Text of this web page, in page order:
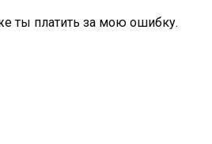
ты платить за мою ошибку.